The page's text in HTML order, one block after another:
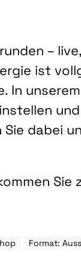
–
ist
dabei
Sie
Format: